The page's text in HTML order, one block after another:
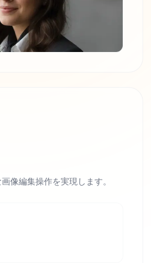
像編集操作を実現します。